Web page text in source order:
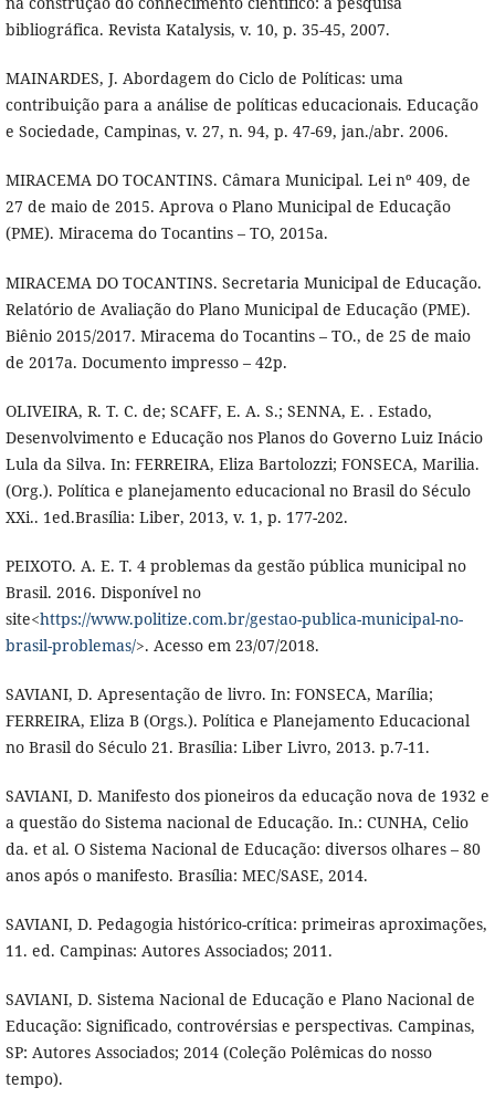
bibliográfica. Revista Katalysis, v. 10, p. 35-45, 2007.
MAINARDES, J. Abordagem do Ciclo de Políticas: uma
contribuição para a análise de políticas educacionais. Educação
e Sociedade, Campinas, v. 27, n. 94, p. 47-69, jan./abr. 2006.
MIRACEMA DO TOCANTINS. Câmara Municipal. Lei nº 409, de
27 de maio de 2015. Aprova o Plano Municipal de Educação
(PME). Miracema do Tocantins – TO, 2015a.
MIRACEMA DO TOCANTINS. Secretaria Municipal de Educação.
Relatório de Avaliação do Plano Municipal de Educação (PME).
Biênio 2015/2017. Miracema do Tocantins – TO., de 25 de maio
de 2017a. Documento impresso – 42p.
OLIVEIRA, R. T. C. de; SCAFF, E. A. S.; SENNA, E. . Estado,
Desenvolvimento e Educação nos Planos do Governo Luiz Inácio
Lula da Silva. In: FERREIRA, Eliza Bartolozzi; FONSECA, Marilia.
(Org.). Política e planejamento educacional no Brasil do Século
XXi.. 1ed.Brasília: Liber, 2013, v. 1, p. 177-202.
PEIXOTO. A. E. T. 4 problemas da gestão pública municipal no
Brasil. 2016. Disponível no
site<https://www.politize.com.br/gestao-publica-municipal-no-
brasil-problemas/>. Acesso em 23/07/2018.
SAVIANI, D. Apresentação de livro. In: FONSECA, Marília;
FERREIRA, Eliza B (Orgs.). Política e Planejamento Educacional
no Brasil do Século 21. Brasília: Liber Livro, 2013. p.7-11.
SAVIANI, D. Manifesto dos pioneiros da educação nova de 1932 e
a questão do Sistema nacional de Educação. In.: CUNHA, Celio
da. et al. O Sistema Nacional de Educação: diversos olhares – 80
anos após o manifesto. Brasília: MEC/SASE, 2014.
SAVIANI, D. Pedagogia histórico-crítica: primeiras aproximações,
11. ed. Campinas: Autores Associados; 2011.
SAVIANI, D. Sistema Nacional de Educação e Plano Nacional de
Educação: Significado, controvérsias e perspectivas. Campinas,
SP: Autores Associados; 2014 (Coleção Polêmicas do nosso
tempo).